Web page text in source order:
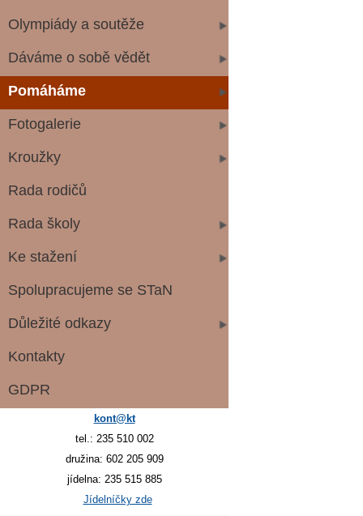
Olympiády a soutěže
Dáváme o sobě vědět
Pomáháme
Fotogalerie
Kroužky
Rada rodičů
Rada školy
Ke stažení
Spolupracujeme se STaN
Důležité odkazy
Kontakty
GDPR
kont@kt
tel.: 235 510 002
družina: 602 205 909
jídelna: 235 515 885
Jídelníčky zde